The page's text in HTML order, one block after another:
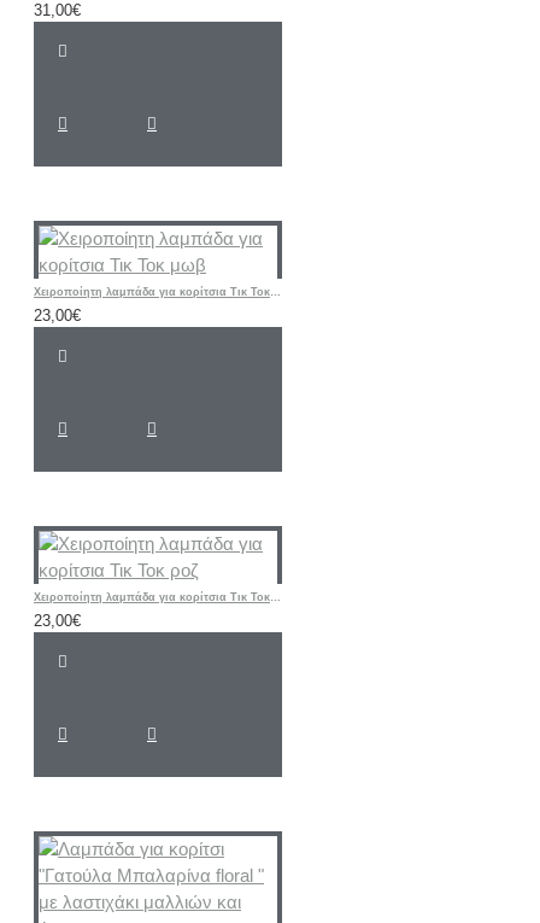
31,00€
Χειροποίητη λαμπάδα για κορίτσια Τικ Τοκ μωβ
23,00€
Χειροποίητη λαμπάδα για κορίτσια Τικ Τοκ ροζ
23,00€